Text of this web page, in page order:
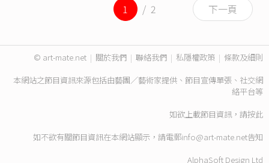
1 / 2 下一頁
© art-mate.net | 關於我們 | 聯絡我們 | 私隱權政策 | 條款及細則
本網站之節目資訊來源包括由藝團／藝術家提供、節目宣傳單張、社交網
絡平台等
如欲上載節目資訊，請按此
如不欲有關節目資訊在本網站顯示，請電郵info@art-mate.net告知
AlphaSoft Design Ltd